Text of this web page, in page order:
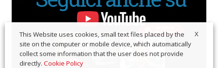
X
This Website uses cookies, small text files placed by the
site on the computer or mobile device, which automatically
collect some information that the user does not provide
directly. Cookie Policy